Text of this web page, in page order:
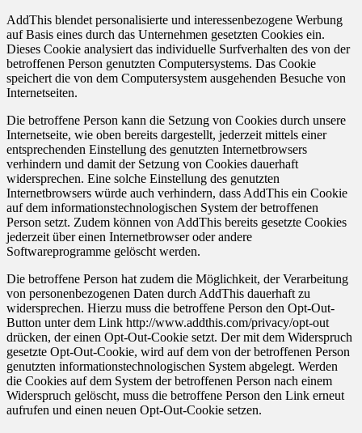
AddThis blendet personalisierte und interessenbezogene Werbung
auf Basis eines durch das Unternehmen gesetzten Cookies ein.
Dieses Cookie analysiert das individuelle Surfverhalten des von der
betroffenen Person genutzten Computersystems. Das Cookie
speichert die von dem Computersystem ausgehenden Besuche von
Internetseiten.
Die betroffene Person kann die Setzung von Cookies durch unsere
Internetseite, wie oben bereits dargestellt, jederzeit mittels einer
entsprechenden Einstellung des genutzten Internetbrowsers
verhindern und damit der Setzung von Cookies dauerhaft
widersprechen. Eine solche Einstellung des genutzten
Internetbrowsers würde auch verhindern, dass AddThis ein Cookie
auf dem informationstechnologischen System der betroffenen
Person setzt. Zudem können von AddThis bereits gesetzte Cookies
jederzeit über einen Internetbrowser oder andere
Softwareprogramme gelöscht werden.
Die betroffene Person hat zudem die Möglichkeit, der Verarbeitung
von personenbezogenen Daten durch AddThis dauerhaft zu
widersprechen. Hierzu muss die betroffene Person den Opt-Out-
Button unter dem Link http://www.addthis.com/privacy/opt-out
drücken, der einen Opt-Out-Cookie setzt. Der mit dem Widerspruch
gesetzte Opt-Out-Cookie, wird auf dem von der betroffenen Person
genutzten informationstechnologischen System abgelegt. Werden
die Cookies auf dem System der betroffenen Person nach einem
Widerspruch gelöscht, muss die betroffene Person den Link erneut
aufrufen und einen neuen Opt-Out-Cookie setzen.